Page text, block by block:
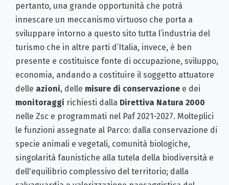
pertanto, una grande opportunità che potrà
innescare un meccanismo virtuoso che porta a
sviluppare intorno a questo sito tutta l’industria del
turismo che in altre parti d’Italia, invece, è ben
presente e costituisce fonte di occupazione, sviluppo,
economia, andando a costituire il soggetto attuatore
delle azioni, delle misure di conservazione e dei
monitoraggi richiesti dalla Direttiva Natura 2000
nelle Zsc e programmati nel Paf 2021-2027. Molteplici
le funzioni assegnate al Parco: dalla conservazione di
specie animali e vegetali, comunità biologiche,
singolarità faunistiche alla tutela della biodiversità e
dell'equilibrio complessivo del territorio; dalla